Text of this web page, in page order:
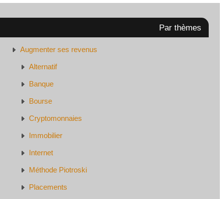
Par thèmes
Augmenter ses revenus
Alternatif
Banque
Bourse
Cryptomonnaies
Immobilier
Internet
Méthode Piotroski
Placements